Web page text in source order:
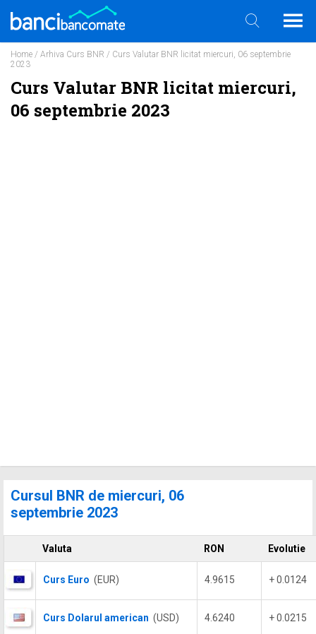
Home / Arhiva Curs BNR / Curs Valutar BNR licitat miercuri, 06 septembrie
2023
Curs Valutar BNR licitat miercuri,
06 septembrie 2023
Cursul BNR de miercuri, 06
septembrie 2023
Valuta RON Evolutie
Curs Euro (EUR) 4.9615 + 0.0124
Curs Dolarul american (USD) 4.6240 + 0.0215